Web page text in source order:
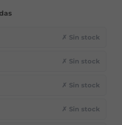
✗ Sin stock
✗ Sin stock
✗ Sin stock
✗ Sin stock